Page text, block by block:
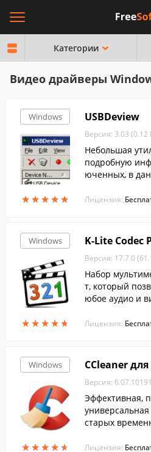
Категории
Видео драйверы
Windows
★★★★★
★★★★★
USBDeview
Версия: 3.03
Небольшая
подробную
юченных, в
Лицензия:
Windows
★★★★★
★★★★★
K-Lite Codec
Версия: 17.7.0
Набор
т, который
юбое аудио и
Лицензия:
Windows
★★★★★
★★★★★
CCleaner
Версия:
Эффективная,
старых
Лицензия: